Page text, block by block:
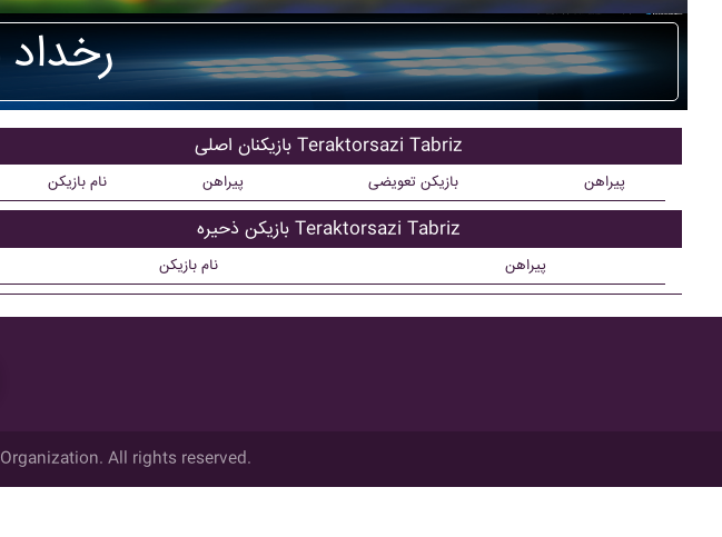
بازیکنان اصلی Teraktorsazi Tabriz
نام بازیکن پیراهن بازیکن تعویضی پیراهن
بازیکن ذحیره Teraktorsazi Tabriz
نام بازیکن پیراهن
All rights reserved.